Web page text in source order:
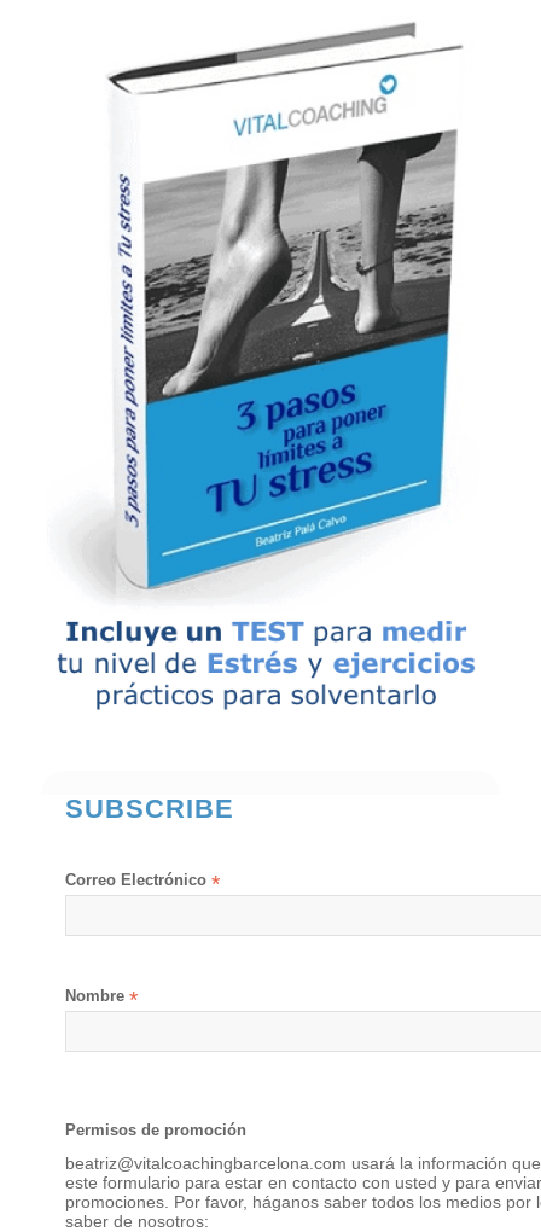
SUBSCRIBE
Correo Electrónico *
Nombre *
Permisos de promoción
beatriz@vitalcoachingbarcelona.com usará la información
este formulario para estar en contacto con usted y para
promociones. Por favor, háganos saber todos los medios por
saber de nosotros: